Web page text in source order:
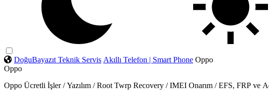
DoğuBayazıt Teknik Servis Akıllı Telefon | Smart Phone Oppo
Oppo
Oppo Ücretli İşler / Yazılım / Root Twrp Recovery / IMEI Onarım / EFS, FRP ve